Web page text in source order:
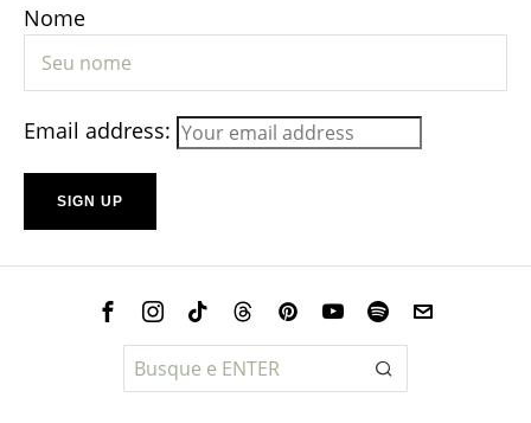
Nome
Email address: